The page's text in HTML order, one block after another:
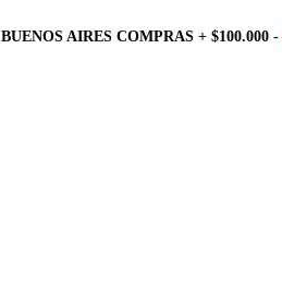
BUENOS AIRES COMPRAS + $100.000 -